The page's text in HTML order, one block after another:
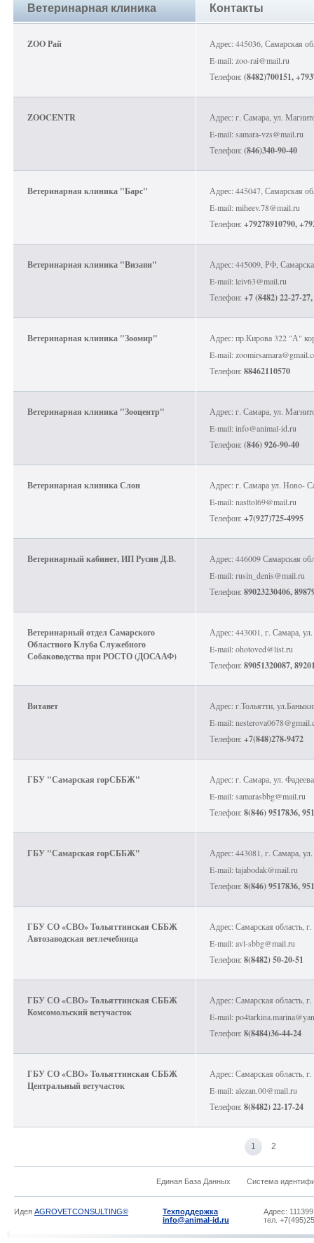
Ветеринарная клиника Контакты
ZOO Рай
Адрес: 445036, Самарская
E-mail: zoo-rai@mail.ru
Телефон:(8482)700151,
ZOOCENTR
Адрес: г. Самара, ул.
E-mail: samara-vzs@mail.ru
Телефон: (846)340-90-40
Ветеринарная клиника "Барс"
Адрес: 445047, Самарская
E-mail: miheev.78@mail.ru
Телефон:+79278910790,
Ветеринарная клиника "Визави"
Адрес: 445009, РФ,
E-mail: leiv63@mail.ru
Телефон: +7 (8482) 22-27-
Ветеринарная клиника "Зоомир"
Адрес: пр.Кирова 322 "А"
E-mail:
Телефон:88462110570
Ветеринарная клиника "Зооцентр"
Адрес: г. Самара, ул.
E-mail: info@animal-id.ru
Телефон: (846) 926-90-40
Ветеринарная клиника Слон
Адрес: г. Самара ул. Ново-
E-mail: nasttol69@mail.ru
Телефон:+7(927)725-4995
Ветеринарный кабинет, ИП Русин Д.В.
Адрес: 446009 Самарская
E-mail: rusin_denis@mail.ru
Телефон: 89023230406,
Ветеринарный отдел Самарского
Областного Клуба Служебного
Собаководства при РОСТО (ДОСААФ)
Адрес: 443001, г. Самара,
E-mail: ohotoved@list.ru
Телефон:89051320087,
Витавет
Адрес: г.Тольятти,
E-mail:
Телефон: +7(848)278-9472
ГБУ "Самарская горСББЖ"
Адрес: г. Самара, ул.
E-mail: samarasbbg@mail.ru
Телефон:8(846) 9517836,
ГБУ "Самарская горСББЖ"
Адрес: 443081, г. Самара,
E-mail: tajabodak@mail.ru
Телефон: 8(846) 9517836,
ГБУ СО «СВО» Тольяттинская СББЖ
Автозаводская ветлечебница
Адрес: Самарская область,
E-mail: avl-sbbg@mail.ru
Телефон:8(8482) 50-20-51
ГБУ СО «СВО» Тольяттинская СББЖ
Комсомольский ветучасток
Адрес: Самарская область,
E-mail:
Телефон: 8(8484)36-44-24
ГБУ СО «СВО» Тольяттинская СББЖ
Центральный ветучасток
Адрес: Самарская область,
E-mail: alezan.00@mail.ru
Телефон:8(8482) 22-17-24
1 2
Единая База Данных Система
Идея AGROVETCONSULTING©
Техподдержка
info@animal-id.ru
Адрес:
тел.